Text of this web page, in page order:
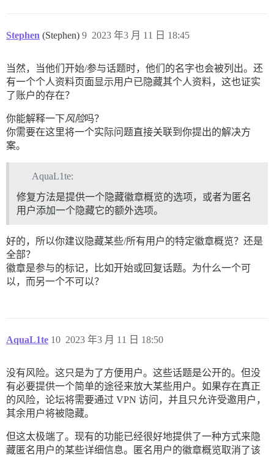
Stephen (Stephen) 2023 年3 月 11 日 18:45
9
当然，当他们开始/参与话题时，他们的名字也会被列出。还
有一个个人资料页面显示用户已隐藏其个人资料，这也证实
了账户的存在？
你能解释一下风险吗？
你需要在这里将一个实际问题直接关联到你提出的解决方
案。
AquaL1te:
修复方法是提供一个隐藏徽章概览的选项，或者为匿名
用户添加一个隐藏它的额外选项。
好的，所以你建议隐藏某些/所有用户的特定徽章概览？还是
全部？
徽章是参与的标记，比如开始或回复话题。为什么一个可
以，而另一个不可以？
AquaL1te 2023 年3 月 11 日 18:50
10
没有风险。这只是为了方便用户。这些话题是公开的。但没
有必要提供一个简单的途径来放大某些用户。如果存在真正
的风险，论坛将需要通过 VPN 访问，并且只允许受邀用户，
其余用户将被隐藏。
但这太极端了。现有的功能已经很好地提供了一种方式来隐
藏匿名用户的某些详细信息。匿名用户的徽章概览取消了该